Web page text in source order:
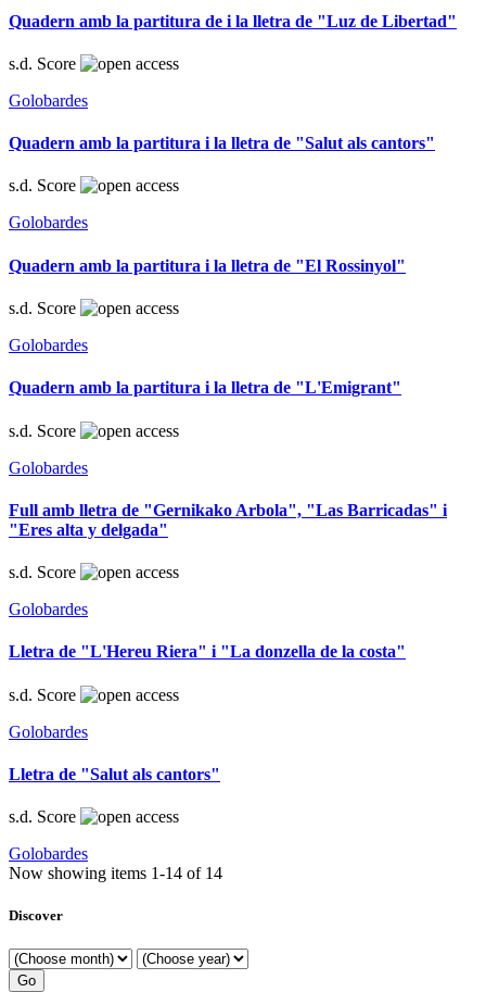
Quadern amb la partitura de i la lletra de "Luz de Libertad"
s.d. Score
Golobardes
Quadern amb la partitura i la lletra de "Salut als cantors"
s.d. Score
Golobardes
Quadern amb la partitura i la lletra de "El Rossinyol"
s.d. Score
Golobardes
Quadern amb la partitura i la lletra de "L'Emigrant"
s.d. Score
Golobardes
Full amb lletra de "Gernikako Arbola", "Las Barricadas" i
"Eres alta y delgada"
s.d. Score
Golobardes
Lletra de "L'Hereu Riera" i "La donzella de la costa"
s.d. Score
Golobardes
Lletra de "Salut als cantors"
s.d. Score
Golobardes
Now showing items 1-14 of 14
Discover